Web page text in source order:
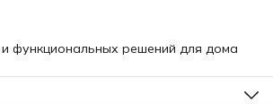
функциональных решений для дома